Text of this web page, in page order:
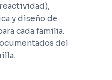
y diseño de
cada familia.
del